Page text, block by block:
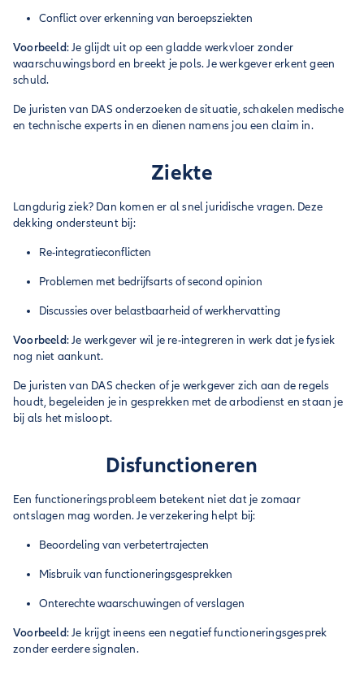
Conflict over erkenning van beroepsziekten
Voorbeeld: Je glijdt uit op een gladde werkvloer zonder
waarschuwingsbord en breekt je pols. Je werkgever erkent geen
schuld.
De juristen van DAS onderzoeken de situatie, schakelen medische
en technische experts in en dienen namens jou een claim in.
Ziekte
Langdurig ziek? Dan komen er al snel juridische vragen. Deze
dekking ondersteunt bij:
Re-integratieconflicten
Problemen met bedrijfsarts of second opinion
Discussies over belastbaarheid of werkhervatting
Voorbeeld: Je werkgever wil je re-integreren in werk dat je fysiek
nog niet aankunt.
De juristen van DAS checken of je werkgever zich aan de regels
houdt, begeleiden je in gesprekken met de arbodienst en staan je
bij als het misloopt.
Disfunctioneren
Een functioneringsprobleem betekent niet dat je zomaar
ontslagen mag worden. Je verzekering helpt bij:
Beoordeling van verbetertrajecten
Misbruik van functioneringsgesprekken
Onterechte waarschuwingen of verslagen
Voorbeeld: Je krijgt ineens een negatief functioneringsgesprek
zonder eerdere signalen.